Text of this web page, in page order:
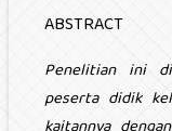
ABSTRACT
Penelitian ini
peserta didik